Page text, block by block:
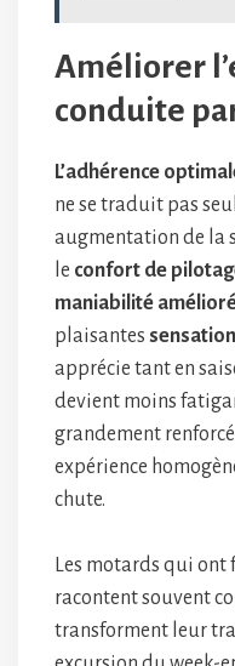
Améliorer
conduite
L’adhérence
ne se traduit pas
augmentation de la
le confort de
maniabilité
plaisantes
apprécie tant en
devient moins
grandement
expérience
chute.
Les motards qui ont
racontent souvent
transforment leur